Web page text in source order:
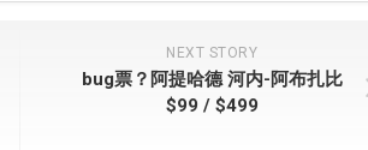
NEXT STORY
bug票？阿提哈德 河内-阿布扎比
$99 / $499